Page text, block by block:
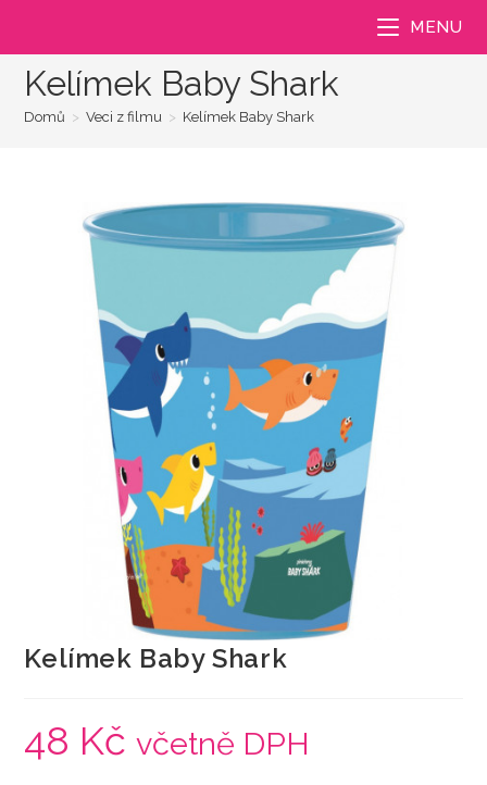
MENU
Kelímek Baby Shark
Domů > Veci z filmu > Kelímek Baby Shark
Kelímek Baby Shark
48 Kč včetně DPH